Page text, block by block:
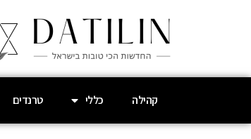
קהילה כללי טרנדים